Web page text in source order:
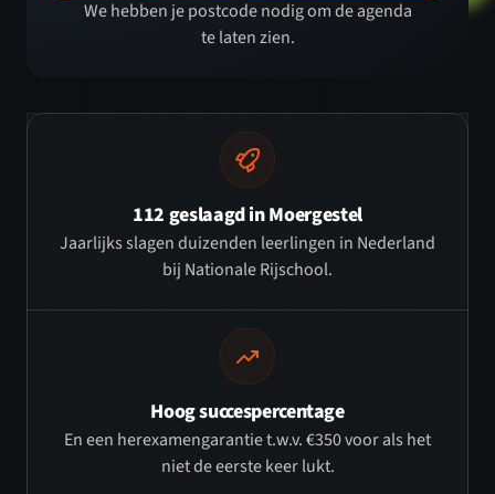
We hebben je postcode nodig om de agenda
te laten zien.
112 geslaagd in Moergestel
Jaarlijks slagen duizenden leerlingen in Nederland
bij Nationale Rijschool.
Hoog succespercentage
En een herexamengarantie t.w.v. €350 voor als het
niet de eerste keer lukt.